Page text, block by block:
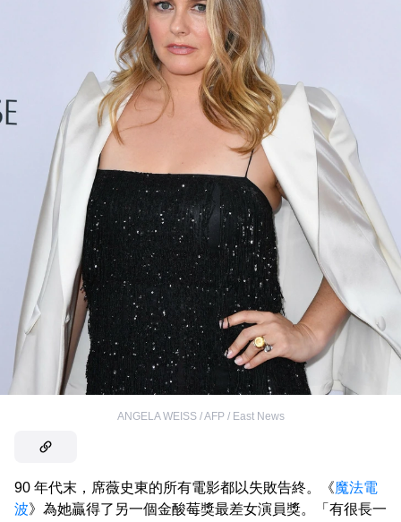
ANGELA WEISS / AFP / East News
90 年代末，席薇史東的所有電影都以失敗告終。《魔法電
波》為她贏得了另一個金酸莓獎最差女演員獎。「有很長一